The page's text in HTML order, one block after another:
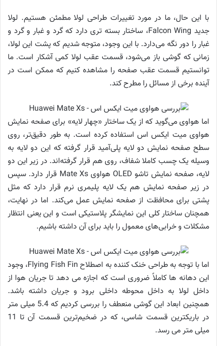
با این حال، ما در مورد تغییرات طراحی لولا مطمئن هستیم. لولا
جدید Falcon Wing، ساختار بسته تری دارد که گرد و غبار و گرد و
غبار را دور نگه می‌دارد. با این وجود، متوجه شدیم که پشت این لولا،
زمانی که گوشی باز می‌شود، قسمت عقب لولا کمی آشکار است. ما
توانستیم قسمت عقب صفحه را مشاهده کنیم که ممکن است در
آینده برخی از مسائل را مطرح کند.
اما هواوی می‌گوید که از یک ساختار «چهار لایه» برای صفحه نمایش
هواوی میت ایکس اس استفاده کرده است. به طور دقیق‌تر، روی
سطح صفحه نمایش دو لایه پلی‌آمید قرار گرفته که این دو لایه به
وسیله یک چسب کاملا شفاف، روی هم قرار گرفته‌اند. در زیر این دو
لایه، صفحه نمایش تاشو OLED هواوی Mate Xs قرار دارد. سپس
در زیر صفحه نمایش هم یک لایه پلیمری نرم قرار دارد که مثل
پشتی برای محافظت از صفحه نمایش عمل می‌کند. اما در نهایت،
همچنان ساختار کلی این نمایشگر پلاستیکی است و این یعنی انتظار
مشکلات و خرابی‌های معمول را باید برای آن داشته باشیم.
اما با توجه به طراحی خنک کننده به اصطلاح Flying Fish Fin، وجود
این دهانه ها کاملاً ضروری است که اجازه می دهد تا جریان هوا از
داخل لولا به داخل محوطه داخلی برود و جریان داشته باشد.
همچنین ابعاد این گوشی منعطف را بررسی کردیم که 5.4 میلی متر
در باریکترین قسمت شاسی، که در ضخیم‌ترین قسمت آن تا 11
میلی متر می رسد.